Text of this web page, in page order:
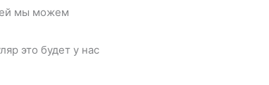
мы можем
это будет у нас